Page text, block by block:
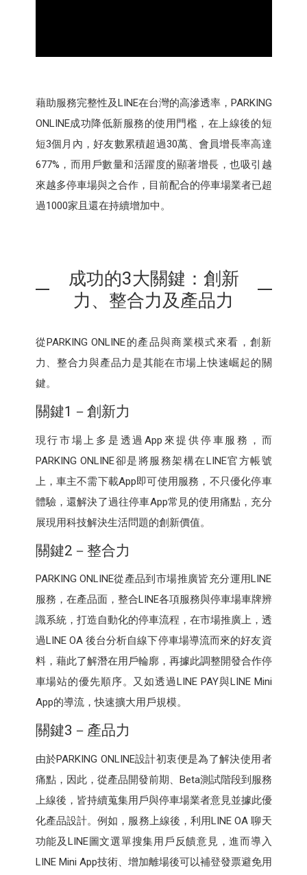
藉助服務完整性及LINE在台灣的高滲透率，PARKING
ONLINE成功降低新服務的使用門檻，在上線後的短
短3個月內，好友數累積超過30萬、會員增長率高達
677%，而用戶數量和活躍度的顯著增長，也吸引越
來越多停車場與之合作，目前配合的停車場業者已超
過1000家且還在持續增加中。
成功的3大關鍵：創新
力、整合力及產品力
從PARKING ONLINE的產品與商業模式來看，創新
力、整合力與產品力是其能在市場上快速崛起的關
鍵。
關鍵1－創新力
現行市場上多是透過App來提供停車服務，而
PARKING ONLINE卻是將服務架構在LINE官方帳號
上，車主不需下載App即可使用服務，不只優化停車
體驗，還解決了過往停車App常見的使用痛點，充分
展現用科技解決生活問題的創新價值。
關鍵2－整合力
PARKING ONLINE從產品到市場推廣皆充分運用LINE
服務，在產品面，整合LINE各項服務與停車場車牌辨
識系統，打造自動化的停車流程，在市場推廣上，透
過LINE OA 後台分析自線下停車場導流而來的好友資
料，藉此了解潛在用戶輪廓，再據此調整開發合作停
車場站的優先順序。又如透過LINE PAY與LINE Mini
App的導流，快速擴大用戶規模。
關鍵3－產品力
由於PARKING ONLINE設計初衷便是為了解決使用者
痛點，因此，從產品開發前期、Beta測試階段到服務
上線後，皆持續蒐集用戶與停車場業者意見並據此優
化產品設計。例如，服務上線後，利用LINE OA 聊天
功能及LINE圖文選單搜集用戶反饋意見，進而導入
LINE Mini App技術、增加離場後可以補登發票避免用